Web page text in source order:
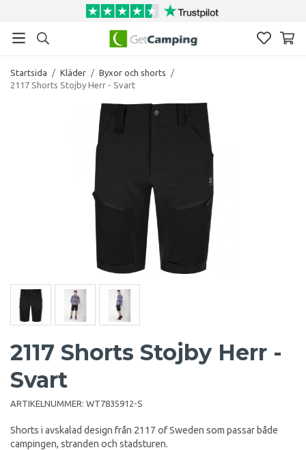
Startsida / Kläder / Byxor och shorts
/
2117 Shorts Stojby Herr - Svart
2117 Shorts Stojby Herr -
Svart
ARTIKELNUMMER: WT7835912-S
Shorts i avskalad design från 2117 of Sweden som passar både
campingen, stranden och stadsturen.